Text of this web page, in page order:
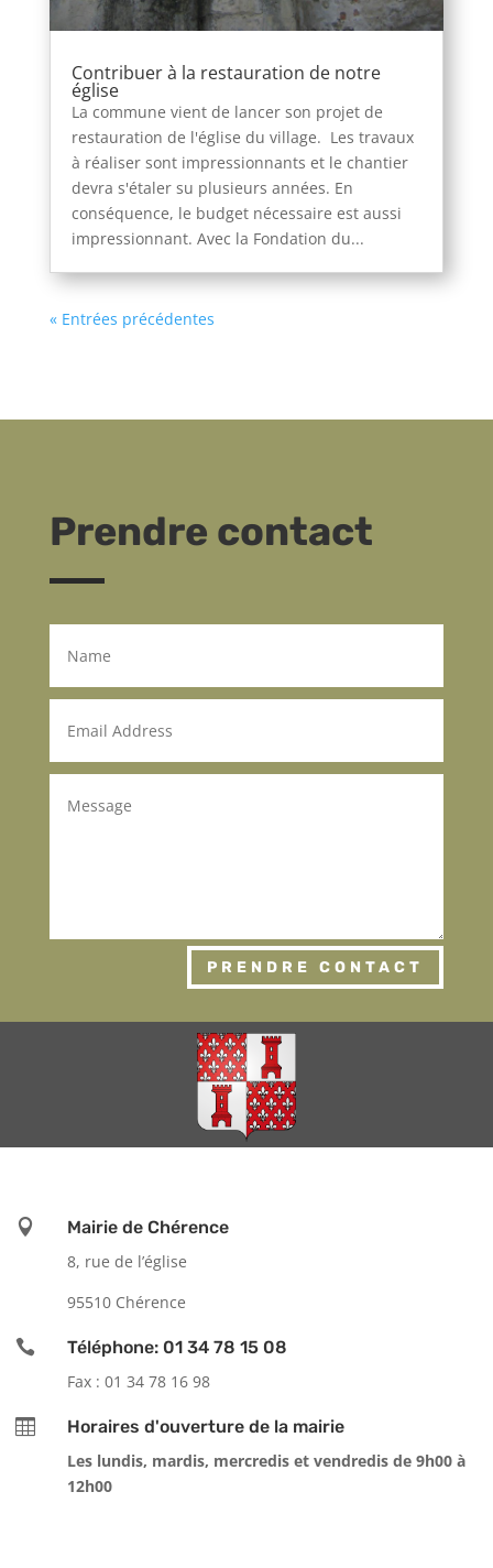
Contribuer à la restauration de notre
église
La commune vient de lancer son projet de
restauration de l'église du village. Les travaux
à réaliser sont impressionnants et le chantier
devra s'étaler su plusieurs années. En
conséquence, le budget nécessaire est aussi
impressionnant. Avec la Fondation du...
« Entrées précédentes
Prendre contact
PRENDRE CONTACT

Mairie de Chérence
8, rue de l’église
95510 Chérence

Téléphone: 01 34 78 15 08
Fax : 01 34 78 16 98

Horaires d'ouverture de la mairie
Les lundis, mardis, mercredis et vendredis de 9h00 à
12h00